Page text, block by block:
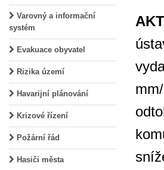
Varovný a informační
systém
Evakuace obyvatel
Rizika území
Havarijní plánování
Krizové řízení
Požární řád
Hasiči města